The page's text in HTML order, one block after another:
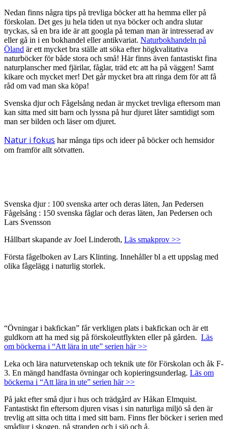
Nedan finns några tips på trevliga böcker att ha hemma eller på
förskolan. Det ges ju hela tiden ut nya böcker och andra slutar
tryckas, så en bra ide är att googla på teman man är intresserad av
eller gå in i en bokhandel eller antikvariat. Naturbokhandeln på
Öland är ett mycket bra ställe att söka efter högkvalitativa
naturböcker för både stora och små! Här finns även fantastiskt fina
naturplanscher med fjärilar, fåglar, träd etc att ha på väggen! Samt
kikare och mycket mer! Det går mycket bra att ringa dem för att få
råd om vad man ska köpa!
Svenska djur och Fågelsång nedan är mycket trevliga eftersom man
kan sitta med sitt barn och lyssna på hur djuret låter samtidigt som
man ser bilden och läser om djuret.
Natur i fokus har många tips och ideer på böcker och hemsidor
om framför allt sötvatten.
Svenska djur : 100 svenska arter och deras läten, Jan Pedersen
Fågelsång : 150 svenska fåglar och deras läten, Jan Pedersen och
Lars Svensson
Hållbart skapande av Joel Linderoth, Läs smakprov >>
Första fågelboken av Lars Klinting. Innehåller bl a ett uppslag med
olika fågelägg i naturlig storlek.
“Övningar i bakfickan” får verkligen plats i bakfickan och är ett
guldkorn att ha med sig på förskoleutflykten eller på gården. Läs
om böckerna i “Att lära in ute” serien här >>
Leka och lära naturvetenskap och teknik ute för Förskolan och åk F-
3. En mängd handfasta övningar och kopieringsunderlag. Läs om
böckerna i “Att lära in ute” serien här >>
På jakt efter små djur i hus och trädgård av Håkan Elmquist.
Fantastiskt fin eftersom djuren visas i sin naturliga miljö så den är
trevlig att sitta och titta i med sitt barn. Finns fler böcker i serien med
smådjur i skogen, på stranden och i sjö och å.